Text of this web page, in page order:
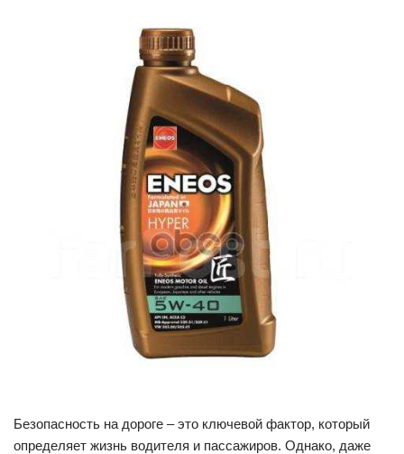
Безопасность на дороге – это ключевой фактор, который
определяет жизнь водителя и пассажиров. Однако, даже